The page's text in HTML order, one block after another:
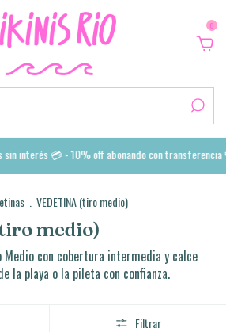
0
interés 💳 - 10% off abonando con
VEDETINA (tiro medio)
medio)
Medio con cobertura intermedia y calce
la playa o la pileta con confianza.
Filtrar